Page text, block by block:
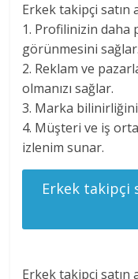
Erkek takipçi satın
1. Profilinizin
görünmesini sağlar.
2. Reklam ve
olmanızı sağlar.
3. Marka
4. Müşteri ve iş
izlenim sunar.
Erkek takipçi
Erkek takipçi